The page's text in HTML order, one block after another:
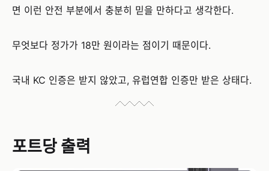
면 이런 안전 부분에서 충분히 믿을 만하다고 생각한다.
무엇보다 정가가 18만 원이라는 점이기 때문이다.
국내 KC 인증은 받지 않았고, 유럽연합 인증만 받은 상태다.
포트당 출력